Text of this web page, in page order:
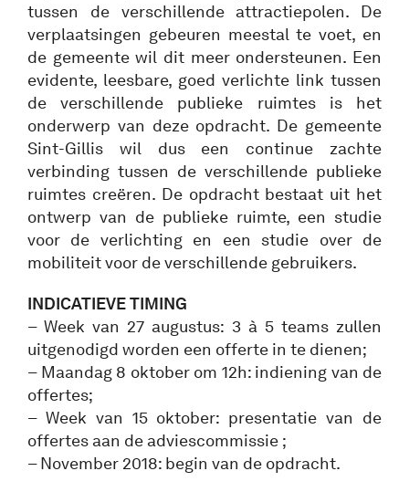
tussen de verschillende attractiepolen. De
verplaatsingen gebeuren meestal te voet, en
de gemeente wil dit meer ondersteunen. Een
evidente, leesbare, goed verlichte link tussen
de verschillende publieke ruimtes is het
onderwerp van deze opdracht. De gemeente
Sint-Gillis wil dus een continue zachte
verbinding tussen de verschillende publieke
ruimtes creëren. De opdracht bestaat uit het
ontwerp van de publieke ruimte, een studie
voor de verlichting en een studie over de
mobiliteit voor de verschillende gebruikers.
INDICATIEVE TIMING
– Week van 27 augustus: 3 à 5 teams zullen
uitgenodigd worden een offerte in te dienen;
– Maandag 8 oktober om 12h: indiening van de
offertes;
– Week van 15 oktober: presentatie van de
offertes aan de adviescommissie ;
– November 2018: begin van de opdracht.